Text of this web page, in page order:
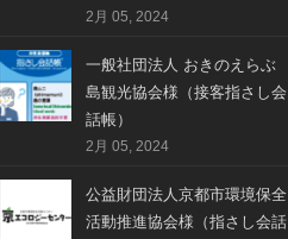
2月 05, 2024
一般社団法人 おきのえらぶ
島観光協会様（接客指さし会
話帳）
2月 05, 2024
公益財団法人京都市環境保全
活動推進協会様（指さし会話